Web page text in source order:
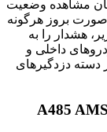
مشاهده وضعیت
بروز هرگونه
هشدار را به
داخلی و
دسته دزدگیرهای